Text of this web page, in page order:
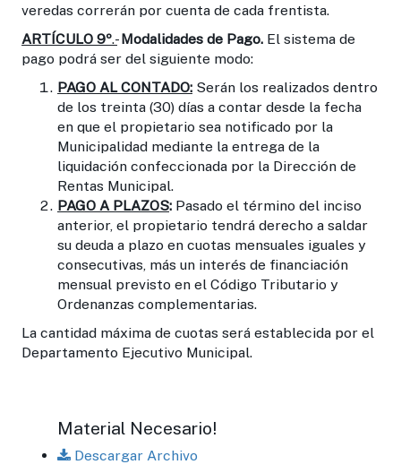
veredas correrán por cuenta de cada frentista.
ARTÍCULO 9º.- Modalidades de Pago. El sistema de
pago podrá ser del siguiente modo:
PAGO AL CONTADO: Serán los realizados dentro
de los treinta (30) días a contar desde la fecha
en que el propietario sea notificado por la
Municipalidad mediante la entrega de la
liquidación confeccionada por la Dirección de
Rentas Municipal.
PAGO A PLAZOS: Pasado el término del inciso
anterior, el propietario tendrá derecho a saldar
su deuda a plazo en cuotas mensuales iguales y
consecutivas, más un interés de financiación
mensual previsto en el Código Tributario y
Ordenanzas complementarias.
La cantidad máxima de cuotas será establecida por el
Departamento Ejecutivo Municipal.
Material Necesario!
Descargar Archivo